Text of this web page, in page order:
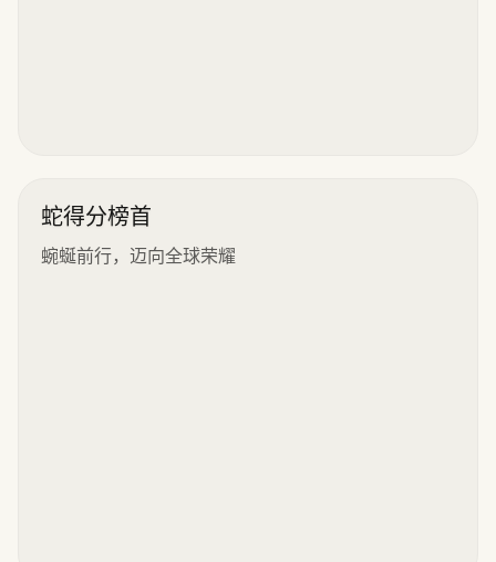
蛇得分榜首
蜿蜒前行，迈向全球荣耀